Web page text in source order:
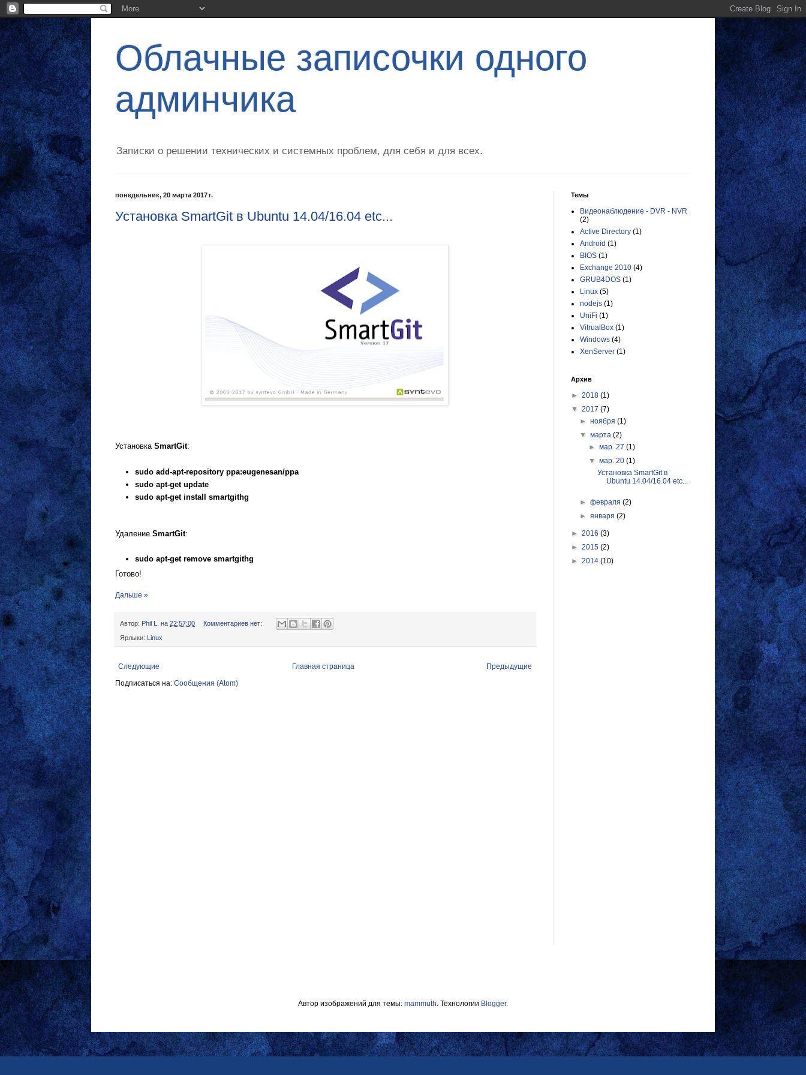
Облачные записочки одного
админчика
Записки о решении технических и системных проблем, для себя и для всех.
понедельник, 20 марта 2017 г.
Установка SmartGit в Ubuntu 14.04/16.04 etc...
Установка SmartGit:
sudo add-apt-repository ppa:eugenesan/ppa
sudo apt-get update
sudo apt-get install smartgithg
Удаление SmartGit:
sudo apt-get remove smartgithg
Готово!
Дальше »
Автор: Phil L. на 22:57:00 Комментариев нет:
Ярлыки: Linux
Следующие Предыдущие
Главная страница
Подписаться на: Сообщения (Atom)
Темы
Видеонаблюдение - DVR - NVR
(2)
Active Directory (1)
Android (1)
BIOS (1)
Exchange 2010 (4)
GRUB4DOS (1)
Linux (5)
nodejs (1)
UniFi (1)
VitrualBox (1)
Windows (4)
XenServer (1)
Архив
► 2018 (1)
▼ 2017 (7)
►ноября(1)
▼марта(2)
► мар. 27 (1)
▼ мар. 20 (1)
Установка SmartGit в
Ubuntu 14.04/16.04 etc...
►февраля(2)
►января(2)
► 2016 (3)
► 2015 (2)
► 2014 (10)
Автор изображений для темы: mammuth. Технологии Blogger.